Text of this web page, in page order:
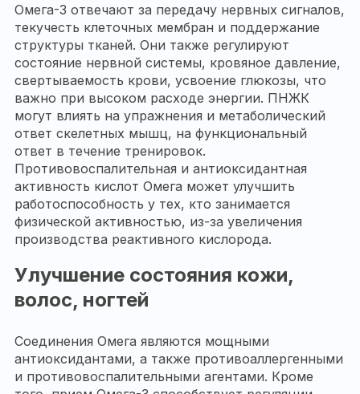
Омега-3 отвечают за передачу нервных сигналов,
текучесть клеточных мембран и поддержание
структуры тканей. Они также регулируют
состояние нервной системы, кровяное давление,
свертываемость крови, усвоение глюкозы, что
важно при высоком расходе энергии. ПНЖК
могут влиять на упражнения и метаболический
ответ скелетных мышц, на функциональный
ответ в течение тренировок.
Противовоспалительная и антиоксидантная
активность кислот Омега может улучшить
работоспособность у тех, кто занимается
физической активностью, из-за увеличения
производства реактивного кислорода.
Улучшение состояния кожи,
волос, ногтей
Соединения Омега являются мощными
антиоксидантами, а также противоаллергенными
и противовоспалительными агентами. Кроме